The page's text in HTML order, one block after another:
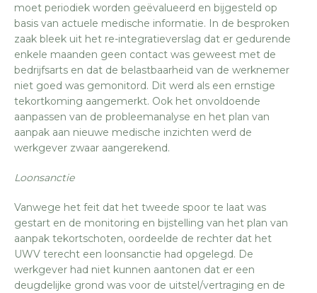
moet periodiek worden geëvalueerd en bijgesteld op
basis van actuele medische informatie. In de besproken
zaak bleek uit het re-integratieverslag dat er gedurende
enkele maanden geen contact was geweest met de
bedrijfsarts en dat de belastbaarheid van de werknemer
niet goed was gemonitord. Dit werd als een ernstige
tekortkoming aangemerkt. Ook het onvoldoende
aanpassen van de probleemanalyse en het plan van
aanpak aan nieuwe medische inzichten werd de
werkgever zwaar aangerekend.
Loonsanctie
Vanwege het feit dat het tweede spoor te laat was
gestart en de monitoring en bijstelling van het plan van
aanpak tekortschoten, oordeelde de rechter dat het
UWV terecht een loonsanctie had opgelegd. De
werkgever had niet kunnen aantonen dat er een
deugdelijke grond was voor de uitstel/vertraging en de